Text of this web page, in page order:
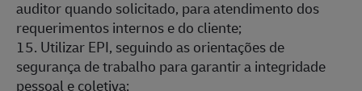
auditor quando solicitado, para atendimento dos
requerimentos internos e do cliente;
15. Utilizar EPI, seguindo as orientações de
segurança de trabalho para garantir a integridade
pessoal e coletiva;